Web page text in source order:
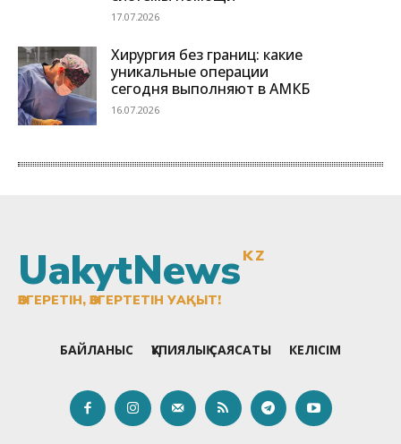
UakytNewsKZ
ӨЗГЕРЕТІН, ӨЗГЕРТЕТІН УАҚЫТ!
БАЙЛАНЫС ҚҰПИЯЛЫҚ САЯСАТЫ КЕЛІСІМ